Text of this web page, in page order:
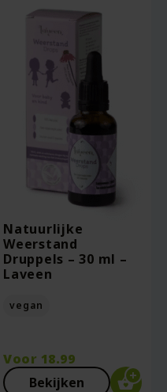
Natuurlijke
Weerstand
Druppels – 30 ml –
Laveen
vegan
Voor 18.99
Bekijken